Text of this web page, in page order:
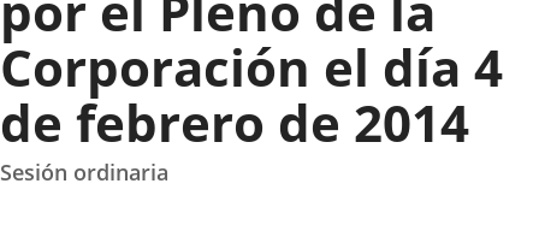
Corporación el día 4
de febrero de 2014
Sesión ordinaria